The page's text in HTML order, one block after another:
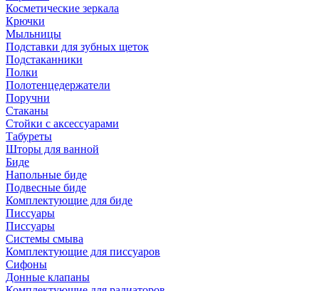
Косметические зеркала
Крючки
Мыльницы
Подставки для зубных щеток
Подстаканники
Полки
Полотенцедержатели
Поручни
Стаканы
Стойки с аксессуарами
Табуреты
Шторы для ванной
Биде
Напольные биде
Подвесные биде
Комплектующие для биде
Писсуары
Писсуары
Системы смыва
Комплектующие для писсуаров
Сифоны
Донные клапаны